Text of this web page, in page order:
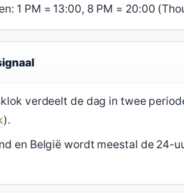
1 PM = 13:00, 8 PM = 20:00
verdeelt de dag in twee
).
en België wordt meestal de 24-